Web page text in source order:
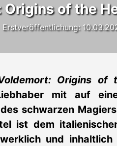
of the
Erstveröffentlichung:
Origins of
mit auf
schwarzen
ist dem
und inhaltlich